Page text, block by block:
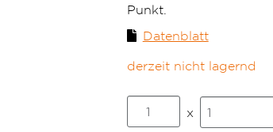
Punkt.
Datenblatt
derzeit nicht lagernd
E30/E90
x